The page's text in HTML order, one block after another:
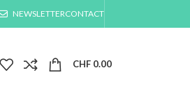
NEWSLETTERCONTACT
CHF 0.00